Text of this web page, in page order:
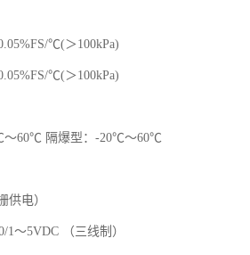
℃(＞100kPa)
℃(＞100kPa)
～60℃ 隔爆型：-20℃～60℃
供电）
～5VDC （三线制）